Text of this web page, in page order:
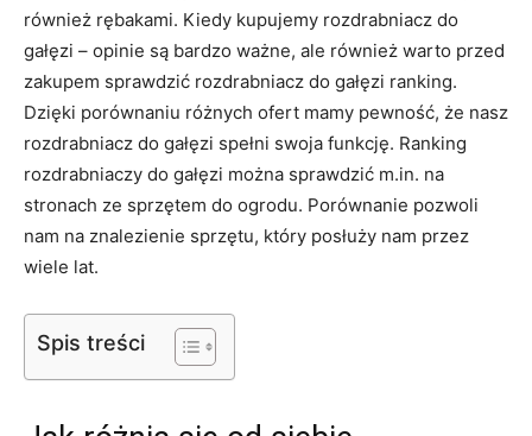
również rębakami. Kiedy kupujemy rozdrabniacz do
gałęzi – opinie są bardzo ważne, ale również warto przed
zakupem sprawdzić rozdrabniacz do gałęzi ranking.
Dzięki porównaniu różnych ofert mamy pewność, że nasz
rozdrabniacz do gałęzi spełni swoja funkcję. Ranking
rozdrabniaczy do gałęzi można sprawdzić m.in. na
stronach ze sprzętem do ogrodu. Porównanie pozwoli
nam na znalezienie sprzętu, który posłuży nam przez
wiele lat.
Spis treści